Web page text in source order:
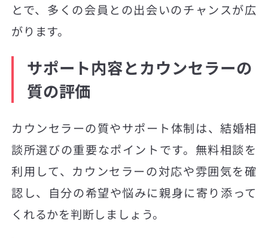
とで、多くの会員との出会いのチャンスが広
がります。
サポート内容とカウンセラーの
質の評価
カウンセラーの質やサポート体制は、結婚相
談所選びの重要なポイントです。無料相談を
利用して、カウンセラーの対応や雰囲気を確
認し、自分の希望や悩みに親身に寄り添って
くれるかを判断しましょう。